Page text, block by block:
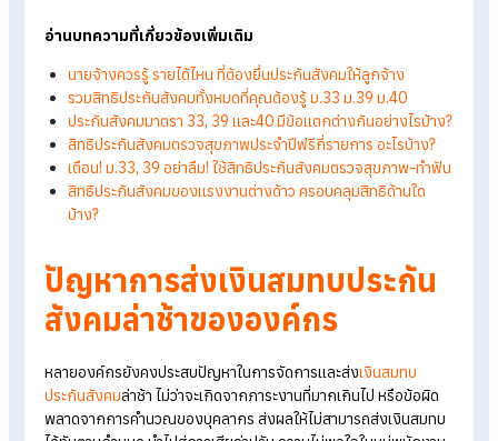
Blog > ส่งประกันสังคมช้า เสี่ยงปรับ! แก้ได้ด้วยบริการรับทำเงินเดือน
อย่าปล่อยให้การส่งประกันสังคมล่าช้า ทำลายภาพ
ลักษณ์องค์กร เสี่ยงทั้งค่าปรับ และสูญเสียความเ
มั่นจากพนักงาน แต่ป้องกันได้ด้วยบริการรับทำเงิน
เดือนมืออาชีพ
อ่านบทความที่เกี่ยวข้องเพิ่มเติม
นายจ้างควรรู้ รายได้ไหน ที่ต้องยื่นประกันสังคมให้ลูกจ้าง
ประกันสังคมมาตรา 33, 39 และ40 มีข้อแตกต่างกันอย่างไรบ้
สิทธิประกันสังคมตรวจสุขภาพประจำปีฟรีกี่รายการ อะไรบ้าง?
เตือน! ม.33, 39 อย่าลืม! ใช้สิทธิประกันสังคมตรวจสุขภาพ-ท